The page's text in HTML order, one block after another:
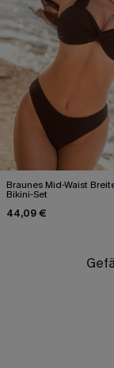
Braunes Mid-Waist
Bikini-Set
44,09 €